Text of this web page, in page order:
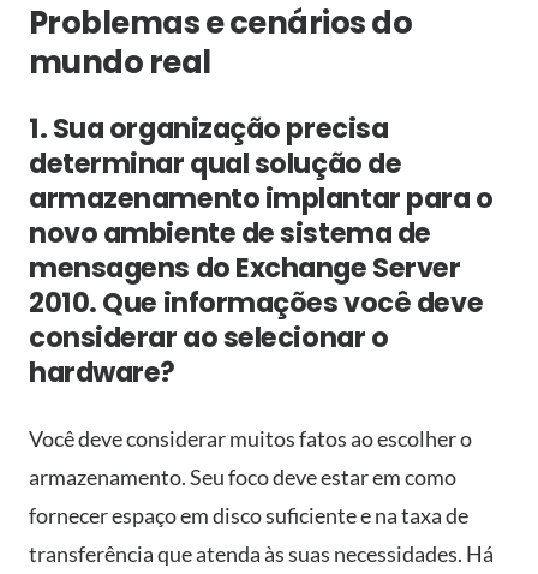
Problemas e cenários do
mundo real
1. Sua organização precisa
determinar qual solução de
armazenamento implantar para o
novo ambiente de sistema de
mensagens do Exchange Server
2010. Que informações você deve
considerar ao selecionar o
hardware?
Você deve considerar muitos fatos ao escolher o
armazenamento. Seu foco deve estar em como
fornecer espaço em disco suficiente e na taxa de
transferência que atenda às suas necessidades. Há